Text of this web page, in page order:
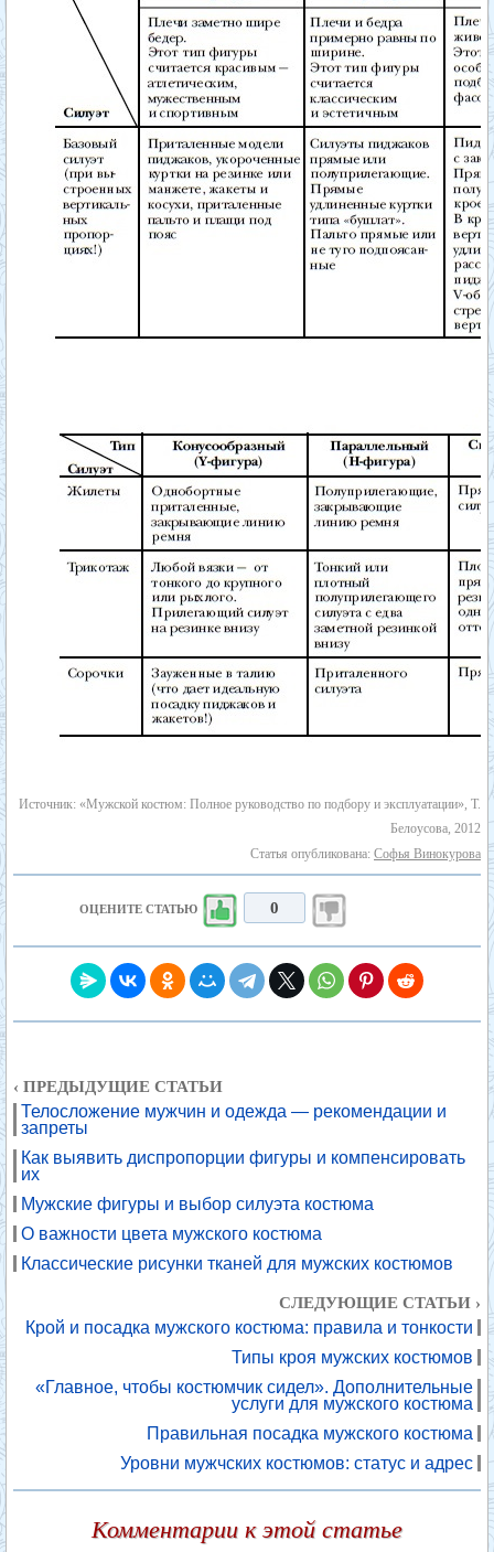
Источник: «Мужской костюм: Полное руководство по подбору и эксплуатации», Т.
Белоусова, 2012
Статья опубликована: Софья Винокурова
ОЦЕНИТЕ СТАТЬЮ 0
‹ ПРЕДЫДУЩИЕ СТАТЬИ
Телосложение мужчин и одежда — рекомендации и
запреты
Как выявить диспропорции фигуры и компенсировать
их
Мужские фигуры и выбор силуэта костюма
О важности цвета мужского костюма
Классические рисунки тканей для мужских костюмов
СЛЕДУЮЩИЕ СТАТЬИ ›
Крой и посадка мужского костюма: правила и тонкости
Типы кроя мужских костюмов
«Главное, чтобы костюмчик сидел». Дополнительные
услуги для мужского костюма
Правильная посадка мужского костюма
Уровни мужчских костюмов: статус и адрес
Комментарии к этой статье